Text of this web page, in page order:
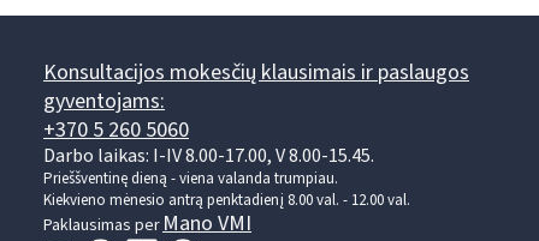
Konsultacijos mokesčių klausimais ir paslaugos
gyventojams:
+370 5 260 5060
Darbo laikas: I-IV 8.00-17.00, V 8.00-15.45.
Prieššventinę dieną - viena valanda trumpiau.
Kiekvieno mėnesio antrą penktadienį 8.00 val. - 12.00 val.
Paklausimas perMano VMI